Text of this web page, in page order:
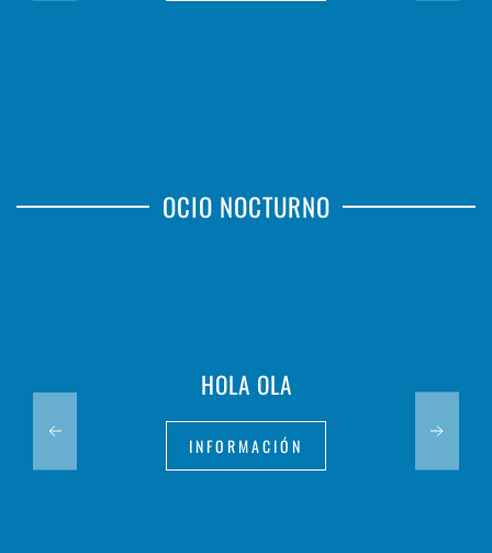
OCIO NOCTURNO
HOLA OLA
INFORMACIÓN